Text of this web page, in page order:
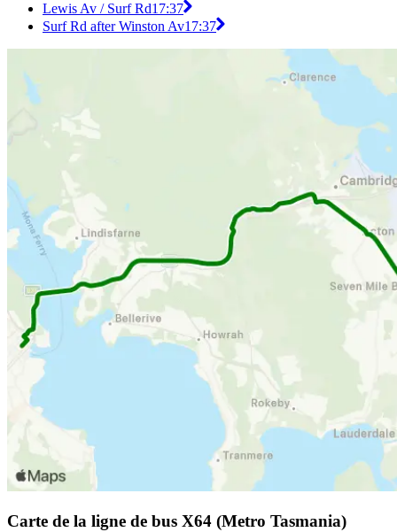
Lewis Av / Surf Rd17:37
Surf Rd after Winston Av17:37
Carte de la ligne de bus X64 (Metro Tasmania)